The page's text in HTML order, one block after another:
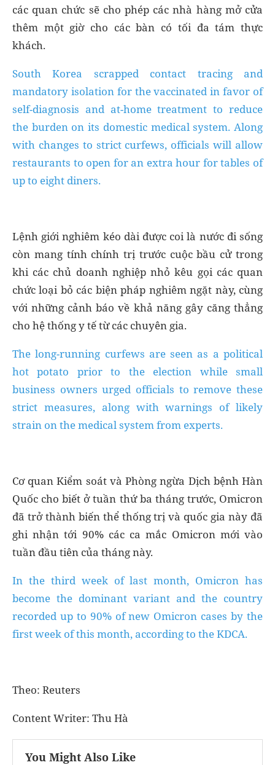
các quan chức sẽ cho phép các nhà hàng mở cửa
thêm một giờ cho các bàn có tối đa tám thực
khách.
South Korea scrapped contact tracing and
mandatory isolation for the vaccinated in favor of
self-diagnosis and at-home treatment to reduce
the burden on its domestic medical system. Along
with changes to strict curfews, officials will allow
restaurants to open for an extra hour for tables of
up to eight diners.
Lệnh giới nghiêm kéo dài được coi là nước đi sống
còn mang tính chính trị trước cuộc bầu cử trong
khi các chủ doanh nghiệp nhỏ kêu gọi các quan
chức loại bỏ các biện pháp nghiêm ngặt này, cùng
với những cảnh báo về khả năng gây căng thẳng
cho hệ thống y tế từ các chuyên gia.
The long-running curfews are seen as a political
hot potato prior to the election while small
business owners urged officials to remove these
strict measures, along with warnings of likely
strain on the medical system from experts.
Cơ quan Kiểm soát và Phòng ngừa Dịch bệnh Hàn
Quốc cho biết ở tuần thứ ba tháng trước, Omicron
đã trở thành biến thể thống trị và quốc gia này đã
ghi nhận tới 90% các ca mắc Omicron mới vào
tuần đầu tiên của tháng này.
In the third week of last month, Omicron has
become the dominant variant and the country
recorded up to 90% of new Omicron cases by the
first week of this month, according to the KDCA.
Theo: Reuters
Content Writer: Thu Hà
You Might Also Like